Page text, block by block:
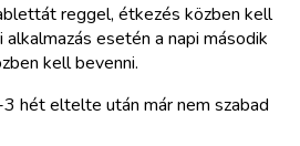
reggel, étkezés közben kell
esetén a napi második
kell bevenni.
hét eltelte után már nem szabad